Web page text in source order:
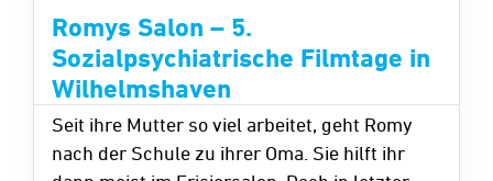
Romys Salon – 5.
Sozialpsychiatrische Filmtage in
Wilhelmshaven
Seit ihre Mutter so viel arbeitet, geht Romy
nach der Schule zu ihrer Oma. Sie hilft ihr